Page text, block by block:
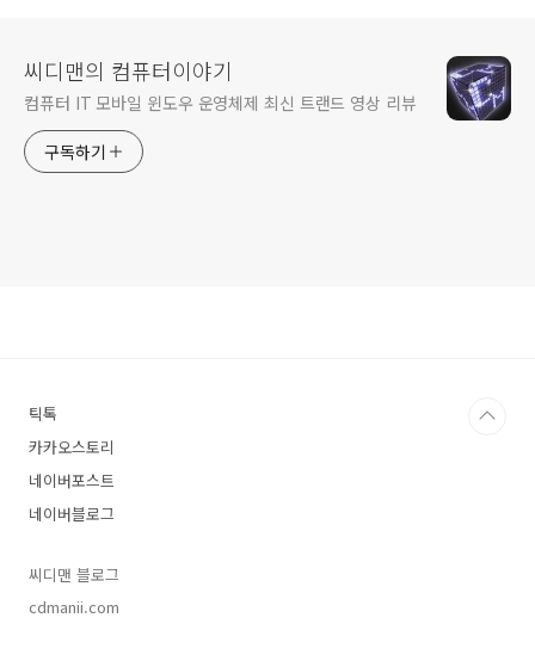
씨디맨의 컴퓨터이야기
컴퓨터 IT 모바일 윈도우 운영체제 최신 트랜드 영상 리뷰
구독하기
틱톡
카카오스토리
네이버포스트
네이버블로그
씨디맨 블로그
cdmanii.com